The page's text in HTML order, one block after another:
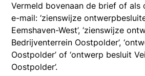
Vermeld bovenaan de brief of als
e-mail: ‘zienswijze
Eemshaven-West’, ‘zienswijze
Bedrijventerrein Oostpolder’,
Oostpolder’ of ‘ontwerp besluit
Oostpolder’.